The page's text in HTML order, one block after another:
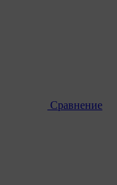
Сравнение